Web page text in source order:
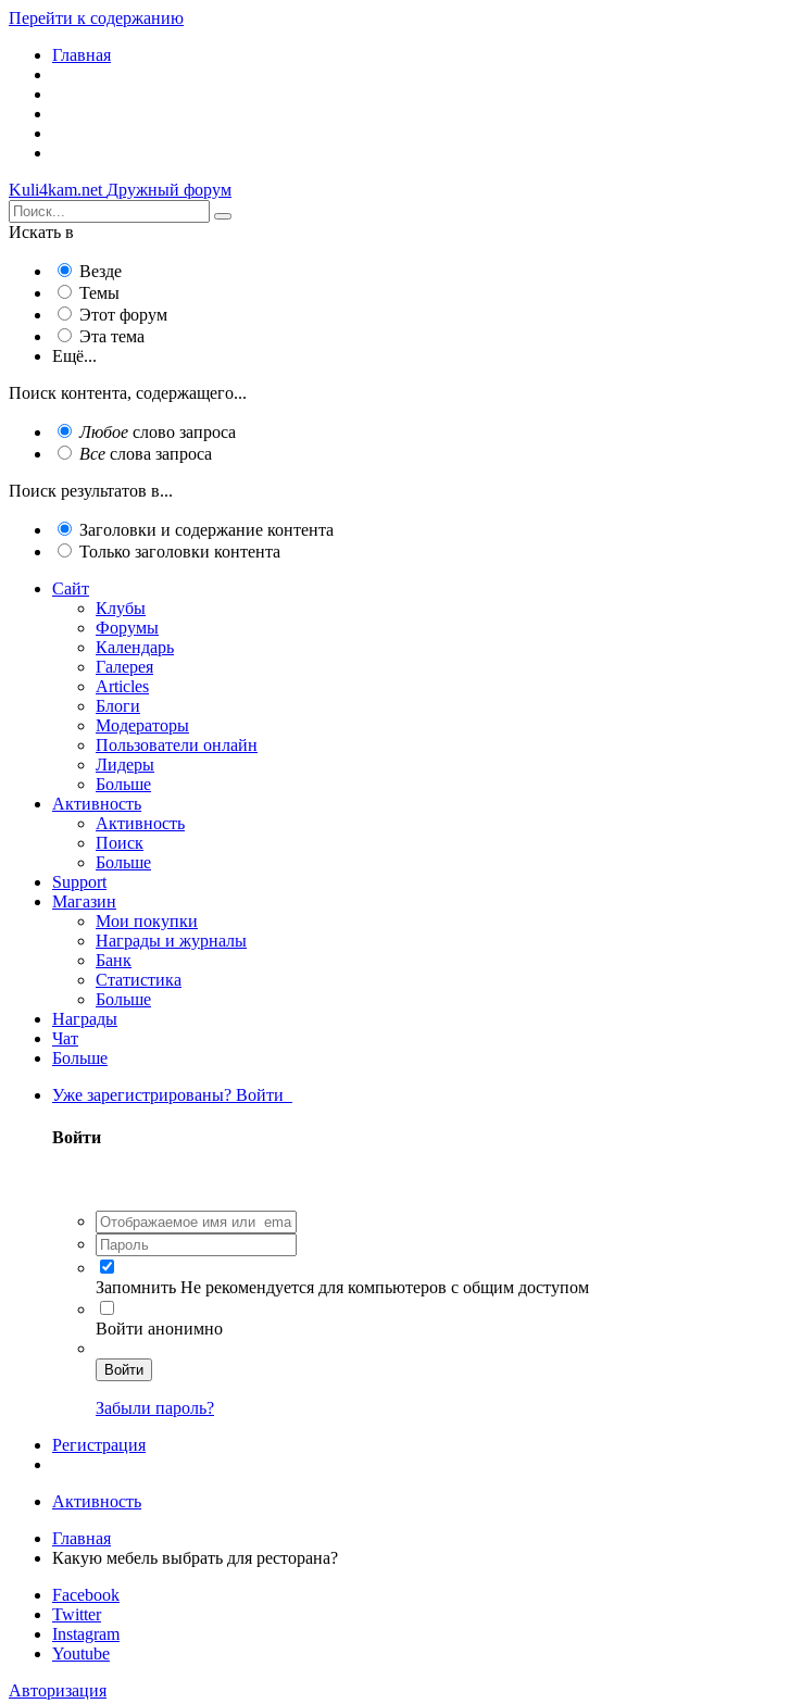
Перейти к содержанию
Главная
Kuli4kam.net Дружный форум
Искать в
Везде
Темы
Этот форум
Эта тема
Ещё...
Поиск контента, содержащего...
Любое слово запроса
Все слова запроса
Поиск результатов в...
Заголовки и содержание контента
Только заголовки контента
Сайт
Клубы
Форумы
Календарь
Галерея
Articles
Блоги
Модераторы
Пользователи онлайн
Лидеры
Больше
Активность
Активность
Поиск
Больше
Support
Магазин
Мои покупки
Награды и журналы
Банк
Статистика
Больше
Награды
Чат
Больше
Уже зарегистрированы? Войти
Войти
Запомнить Не рекомендуется для компьютеров с общим доступом
Войти анонимно
Войти
Забыли пароль?
Регистрация
Активность
Главная
Какую мебель выбрать для ресторана?
Facebook
Twitter
Instagram
Youtube
Авторизация